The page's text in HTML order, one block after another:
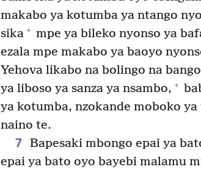
makabo ya kotumba ya ntango
sika + mpe ya bileko nyonso ya
ezala mpe makabo ya baoyo
Yehova likabo na bolingo na
ya liboso ya sanza ya nsambo, +
ya kotumba, nzokande moboko
naino te.
7 Bapesaki mbongo epai ya
epai ya bato oyo bayebi malamu